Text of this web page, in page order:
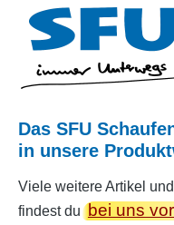
Zum Hauptinhalt springen
Das SFU
in unsere
Viele weitere Artikel
findest du bei uns